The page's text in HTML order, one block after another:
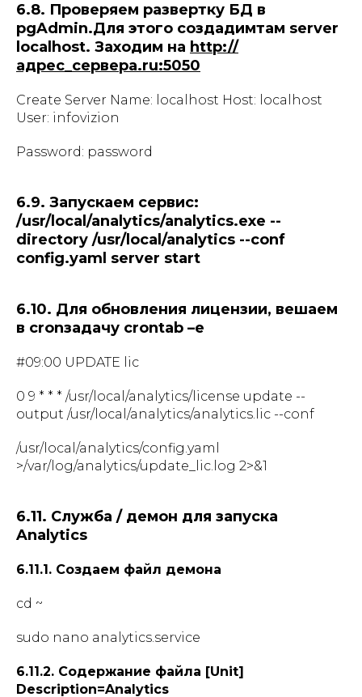
6.8. Проверяем развертку БД в
pgAdmin.Для этого создадимтам server
localhost. Заходим на http://
адрес_сервера.ru:5050
Create Server Name: localhost Host: localhost
User: infovizion
Password: password
6.9. Запускаем сервис:
/usr/local/analytics/analytics.exe --
directory /usr/local/analytics --conf
config.yaml server start
6.10. Для обновления лицензии, вешаем
в cronзадачу crontab –e
#09:00 UPDATE lic
0 9 * * * /usr/local/analytics/license update --
output /usr/local/analytics/analytics.lic --conf
/usr/local/analytics/config.yaml
>/var/log/analytics/update_lic.log 2>&1
6.11. Служба / демон для запуска
Analytics
6.11.1. Создаем файл демона
cd ~
sudo nano analytics.service
6.11.2. Содержание файла [Unit]
Description=Analytics